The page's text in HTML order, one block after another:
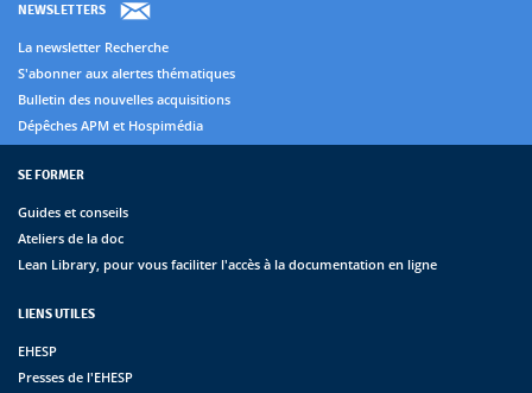
NEWSLETTERS
La newsletter Recherche
S'abonner aux alertes thématiques
Bulletin des nouvelles acquisitions
Dépêches APM et Hospimédia
SE FORMER
Guides et conseils
Ateliers de la doc
Lean Library, pour vous faciliter l'accès à la documentation en ligne
LIENS UTILES
EHESP
Presses de l'EHESP